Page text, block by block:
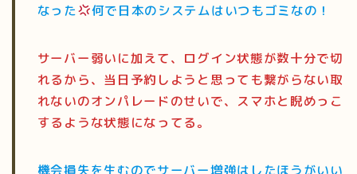
なった
何で日本のシステムはいつもゴミなの！
サーバー弱いに加えて、ログイン状態が数十分で切
れるから、当日予約しようと思っても繋がらない取
れないのオンパレードのせいで、スマホと睨めっこ
するような状態になってる。
機会損失を生むのでサーバー増強はしたほうがいい